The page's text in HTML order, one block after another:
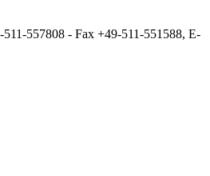
557808 - Fax +49-511-551588, E-